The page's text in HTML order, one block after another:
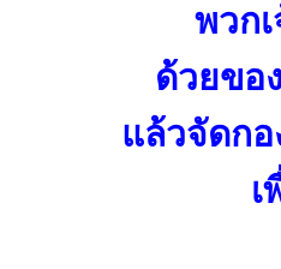
พวก
ด้วยขอ
แล้วจัดก